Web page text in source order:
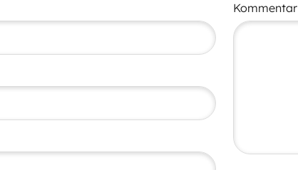
Kommentar